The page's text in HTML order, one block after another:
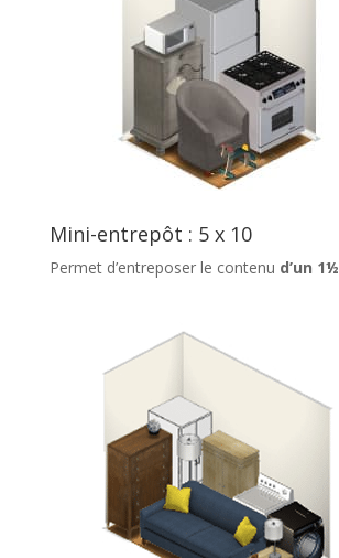
Mini-entrepôt : 5 x 10
Permet d’entreposer le contenu d’un 1½